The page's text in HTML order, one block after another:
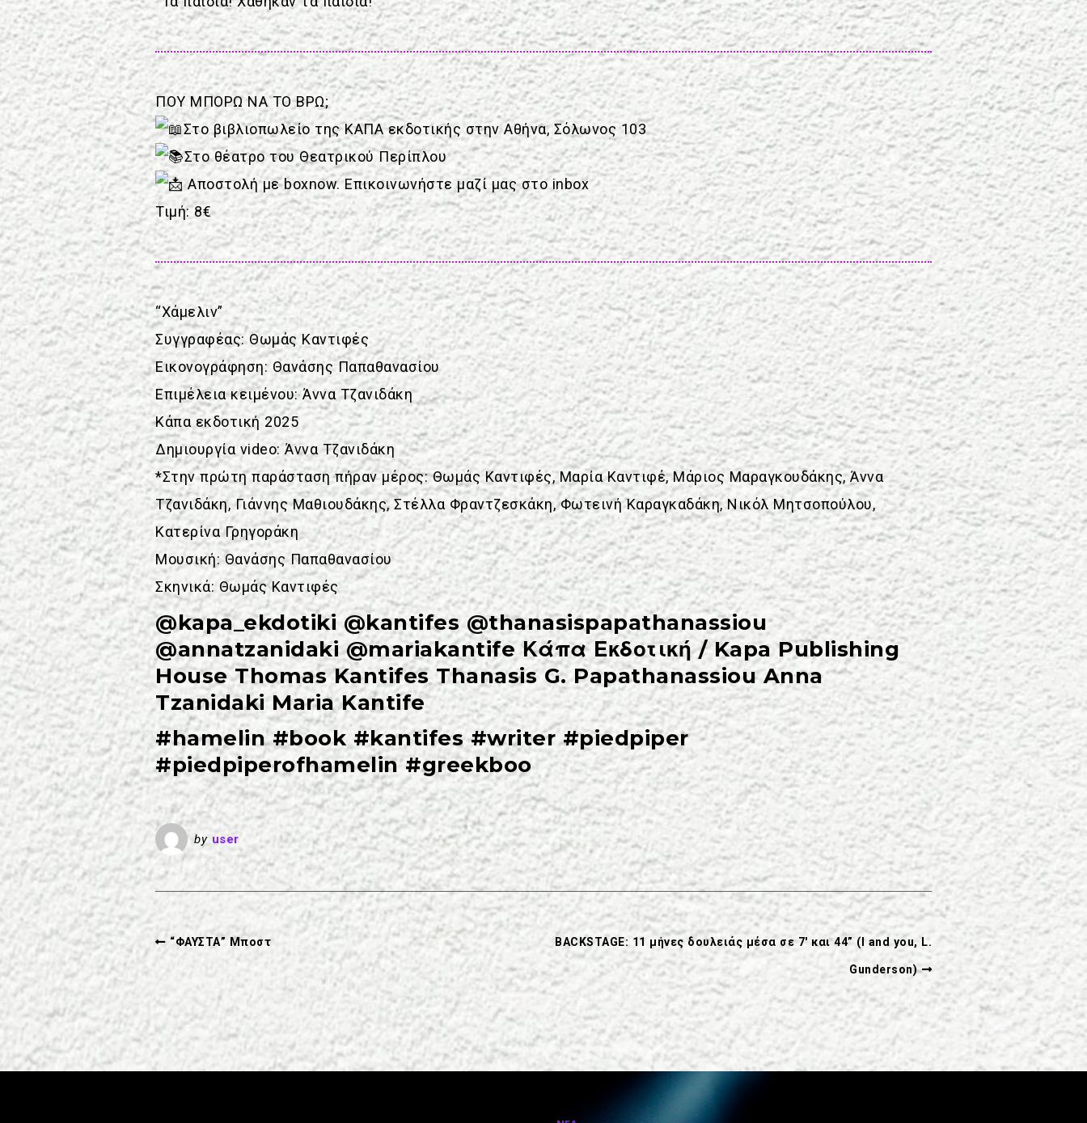
ΠΟΥ ΜΠΟΡΩ ΝΑ ΤΟ ΒΡΩ;
Στο βιβλιοπωλείο της ΚΑΠΑ εκδοτικής στην Αθήνα, Σόλωνος 103
Στο θέατρο του Θεατρικού Περίπλου
Αποστολή με boxnow.Επικοινωνήστε μαζί μας στο inbox
Τιμή: 8€
“Χάμελιν”
Συγγραφέας: Θωμάς Καντιφές
Εικονογράφηση: Θανάσης Παπαθανασίου
Επιμέλεια κειμένου: Άννα Τζανιδάκη
Κάπα εκδοτική 2025
Δημιουργία video: Άννα Τζανιδάκη
*Στην πρώτη παράσταση πήραν μέρος: Θωμάς Καντιφές, Μαρία Καντιφέ, Μάριος Μαραγκουδάκης, Άννα
Τζανιδάκη, Γιάννης Μαθιουδάκης, Στέλλα Φραντζεσκάκη, Φωτεινή Καραγκαδάκη, Νικόλ Μητσοπούλου,
Κατερίνα Γρηγοράκη
Μουσική: Θανάσης Παπαθανασίου
Σκηνικά: Θωμάς Καντιφές
@kapa_ekdotiki @kantifes @thanasispapathanassiou
@annatzanidaki @mariakantifeΚάπα Εκδοτική / Kapa Publishing
House Thomas Kantifes Thanasis G. Papathanassiou Anna
Tzanidaki Maria Kantife
#hamelin #book #kantifes #writer #piedpiper
#piedpiperofhamelin #greekboo
by user
“ΦΑΥΣΤΑ” Μποστ BACKSTAGE: 11 μήνες δουλειάς μέσα σε 7′ και 44” (I and you, L.
Gunderson)